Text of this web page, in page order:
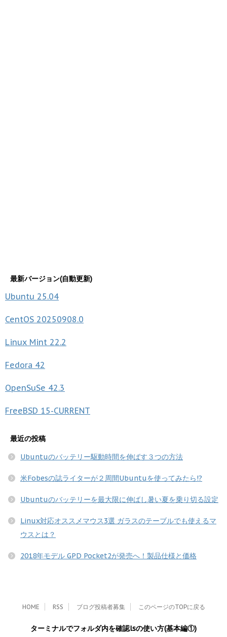
最新バージョン(自動更新)
Ubuntu 25.04
CentOS 20250908.0
Linux Mint 22.2
Fedora 42
OpenSuSe 42.3
FreeBSD 15-CURRENT
最近の投稿
Ubuntuのバッテリー駆動時間を伸ばす３つの方法
米Fobesの誌ライターが２周間Ubuntuを使ってみたら!?
Ubuntuのバッテリーを最大限に伸ばし暑い夏を乗り切る設定
Linux対応オススメマウス3選 ガラスのテーブルでも使えるマ
ウスとは？
2018年モデル GPD Pocket2が発売へ！製品仕様と価格
HOME RSS ブログ投稿者募集 このページのTOPに戻る
ターミナルでフォルダ内を確認lsの使い方(基本編①)